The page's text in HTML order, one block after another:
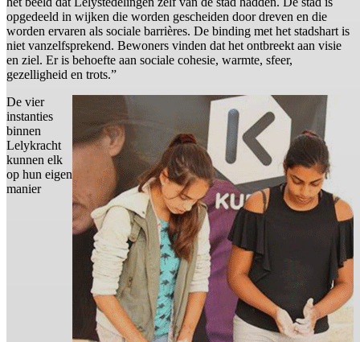
opgedeeld in wijken die worden gescheiden door dreven en die
worden ervaren als sociale barrières. De binding met het stadshart is
niet vanzelfsprekend. Bewoners vinden dat het ontbreekt aan visie
en ziel. Er is behoefte aan sociale cohesie, warmte, sfeer,
gezelligheid en trots.”
De vier
instanties
binnen
Lelykracht
kunnen elk
op hun eigen
manier